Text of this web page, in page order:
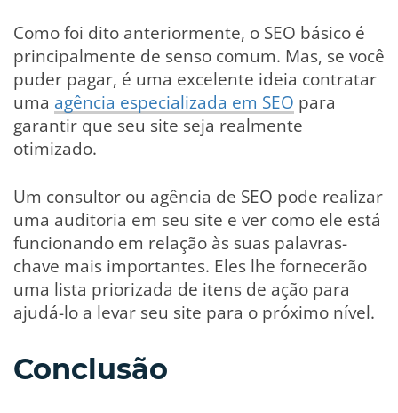
Como foi dito anteriormente, o SEO básico é
principalmente de senso comum. Mas, se você
puder pagar, é uma excelente ideia contratar
uma agência especializada em SEO para
garantir que seu site seja realmente
otimizado.
Um consultor ou agência de SEO pode realizar
uma auditoria em seu site e ver como ele está
funcionando em relação às suas palavras-
chave mais importantes. Eles lhe fornecerão
uma lista priorizada de itens de ação para
ajudá-lo a levar seu site para o próximo nível.
Conclusão